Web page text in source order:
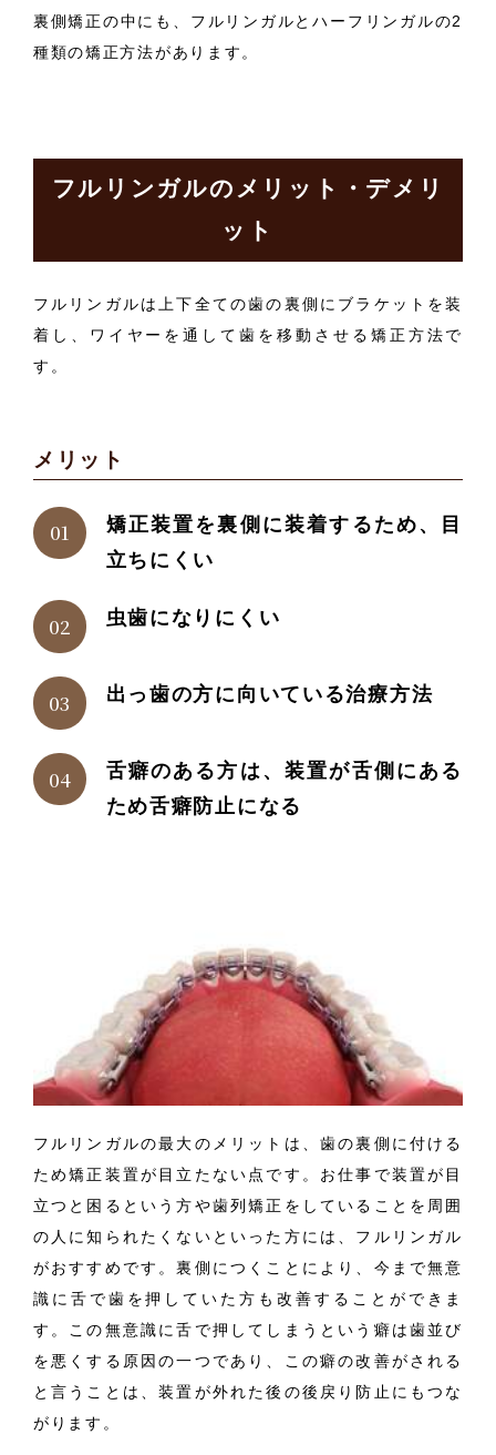
裏側矯正の中にも、フルリンガルとハーフリンガルの2
種類の矯正方法があります。
フルリンガルのメリット・デメリ
ット
フルリンガルは上下全ての歯の裏側にブラケットを装
着し、ワイヤーを通して歯を移動させる矯正方法で
す。
メリット
矯正装置を裏側に装着するため、目
立ちにくい
虫歯になりにくい
出っ歯の方に向いている治療方法
舌癖のある方は、装置が舌側にある
ため舌癖防止になる
フルリンガルの最大のメリットは、歯の裏側に付ける
ため矯正装置が目立たない点です。お仕事で装置が目
立つと困るという方や歯列矯正をしていることを周囲
の人に知られたくないといった方には、フルリンガル
がおすすめです。裏側につくことにより、今まで無意
識に舌で歯を押していた方も改善することができま
す。この無意識に舌で押してしまうという癖は歯並び
を悪くする原因の一つであり、この癖の改善がされる
と言うことは、装置が外れた後の後戻り防止にもつな
がります。